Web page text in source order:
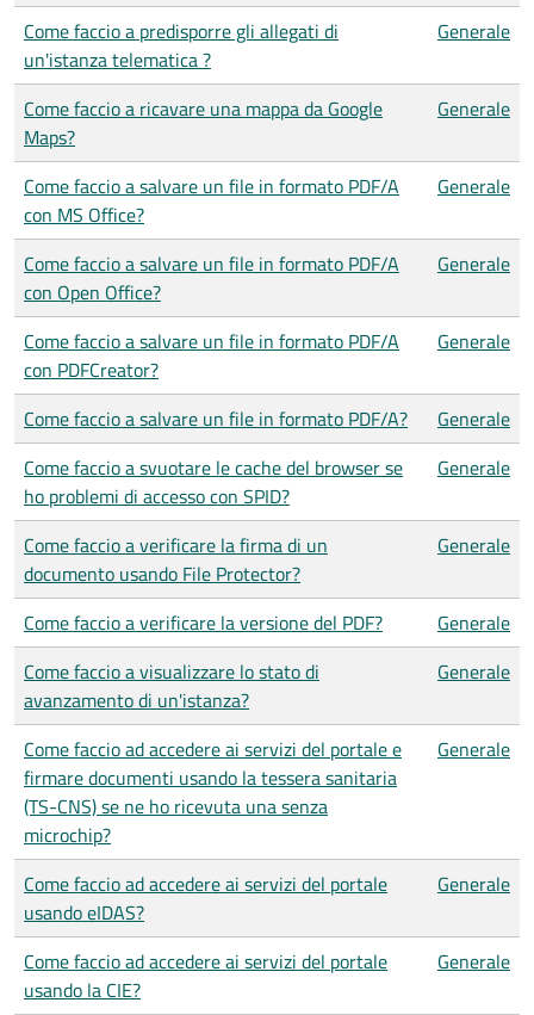
Come faccio a predisporre gli allegati di
un'istanza telematica ?
Generale
Come faccio a ricavare una mappa da Google
Maps?
Generale
Come faccio a salvare un file in formato PDF/A
con MS Office?
Generale
Come faccio a salvare un file in formato PDF/A
con Open Office?
Generale
Come faccio a salvare un file in formato PDF/A
con PDFCreator?
Generale
Come faccio a salvare un file in formato PDF/A?
Generale
Come faccio a svuotare le cache del browser se
ho problemi di accesso con SPID?
Generale
Come faccio a verificare la firma di un
documento usando File Protector?
Generale
Come faccio a verificare la versione del PDF?
Generale
Come faccio a visualizzare lo stato di
avanzamento di un'istanza?
Generale
Come faccio ad accedere ai servizi del portale e
firmare documenti usando la tessera sanitaria
(TS-CNS) se ne ho ricevuta una senza
microchip?
Generale
Come faccio ad accedere ai servizi del portale
usando eIDAS?
Generale
Come faccio ad accedere ai servizi del portale
usando la CIE?
Generale